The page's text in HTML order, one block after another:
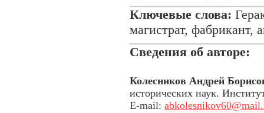
Ключевые слова:
магистрат, фабрикант,
Сведения об авторе:
Колесников Андрей
исторических наук.
E-mail: